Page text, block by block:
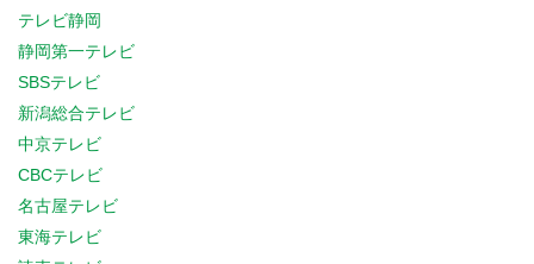
テレビ静岡
静岡第一テレビ
SBSテレビ
新潟総合テレビ
中京テレビ
CBCテレビ
名古屋テレビ
東海テレビ